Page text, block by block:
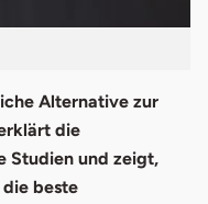
Alternative zur
die
Studien und zeigt,
beste